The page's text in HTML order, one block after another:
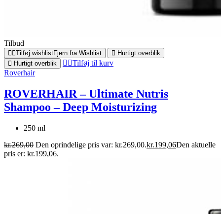
Tilbud
Tilføj wishlistFjern fra Wishlist
Hurtigt overblik
Hurtigt overblik
Tilføj til kurv
Roverhair
ROVERHAIR – Ultimate Nutris
Shampoo – Deep Moisturizing
250 ml
kr.269,00 Den oprindelige pris var: kr.269,00.kr.199,06Den aktuelle
pris er: kr.199,06.